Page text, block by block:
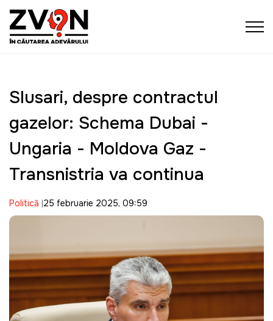
Slusari, despre contractul
gazelor: Schema Dubai -
Ungaria - Moldova Gaz -
Transnistria va continua
Politică 25 februarie 2025, 09:59